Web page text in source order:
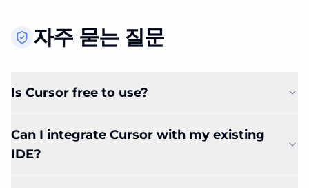
자주 묻는 질문
Is Cursor free to use?
Can I integrate Cursor with my existing
IDE?